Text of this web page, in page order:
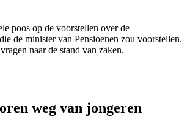
poos op de voorstellen over de
de minister van Pensioenen zou voorstellen.
naar de stand van zaken.
weg van jongeren